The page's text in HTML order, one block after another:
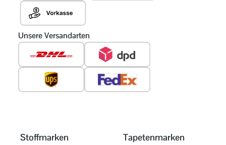
Unsere Versandarten
Stoffmarken Tapetenmarken